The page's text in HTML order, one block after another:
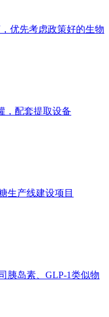
优先考虑政策好的生物
，配套提取设备
生产线建设项目
胰岛素、GLP-1类似物